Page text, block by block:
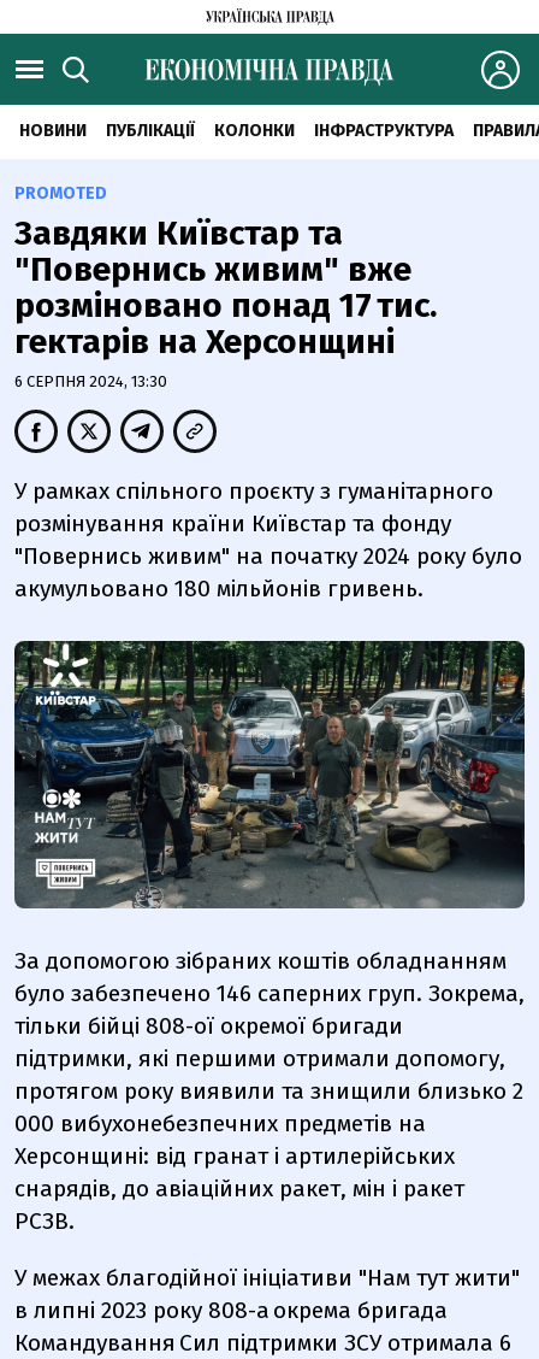
НОВИНИ ПУБЛІКАЦІЇ КОЛОНКИ ІНФРАСТРУКТУРА
PROMOTED
Завдяки Київстар та
"Повернись живим" вже
розміновано понад 17 тис.
гектарів на Херсонщині
6 СЕРПНЯ 2024, 13:30
У рамках спільного проєкту з гуманітарного
розмінування країни Київстар та фонду
"Повернись живим" на початку 2024 року було
акумульовано 180 мільйонів гривень.
За допомогою зібраних коштів обладнанням
було забезпечено 146 саперних груп. Зокрема,
тільки бійці 808-ої окремої бригади
підтримки, які першими отримали допомогу,
протягом року виявили та знищили близько 2
000 вибухонебезпечних предметів на
Херсонщині: від гранат і артилерійських
снарядів, до авіаційних ракет, мін і ракет
РСЗВ.
У межах благодійної ініціативи "Нам тут жити"
в липні 2023 року 808-а окрема бригада
Командування Сил підтримки ЗСУ отримала 6